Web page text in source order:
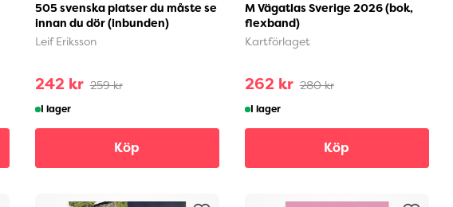
505 svenska platser du måste se
innan du dör (inbunden)
Leif Eriksson
242 kr 259 kr
I lager
Köp
M Vägatlas Sverige 2026 (bok,
flexband)
Kartförlaget
262 kr 280 kr
I lager
Köp